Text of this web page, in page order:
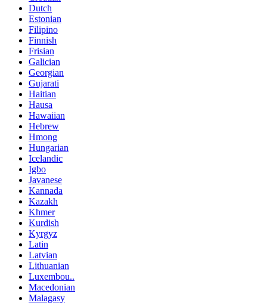
Dutch
Estonian
Filipino
Finnish
Frisian
Galician
Georgian
Gujarati
Haitian
Hausa
Hawaiian
Hebrew
Hmong
Hungarian
Icelandic
Igbo
Javanese
Kannada
Kazakh
Khmer
Kurdish
Kyrgyz
Latin
Latvian
Lithuanian
Luxembou..
Macedonian
Malagasy